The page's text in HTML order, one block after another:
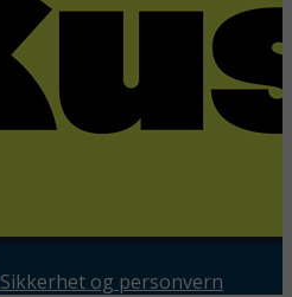
Sikkerhet og personvern